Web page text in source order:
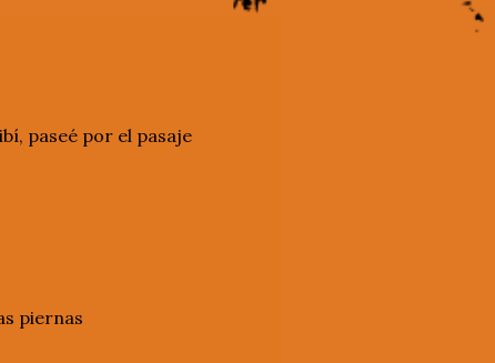
paseé por el pasaje
piernas